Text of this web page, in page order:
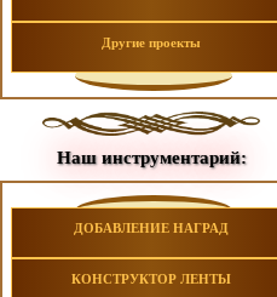
Другие проекты
Наш инструментарий:
ДОБАВЛЕНИЕ НАГРАД
КОНСТРУКТОР ЛЕНТЫ